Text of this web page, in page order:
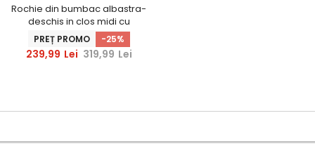
Rochie din bumbac albastra-
deschis in clos midi cu
accesoriu tip curea
PREȚ PROMO -25%
239,99 Lei 319,99 Lei